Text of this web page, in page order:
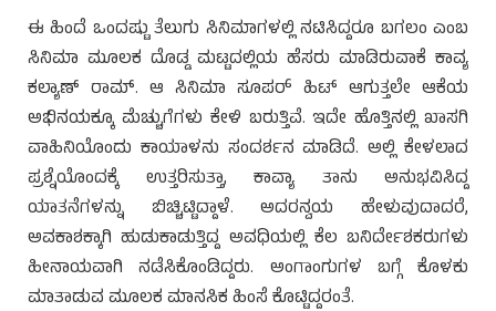
ಈ ಹಿಂದೆ ಒಂದಷ್ಟು ತೆಲುಗು ಸಿನಿಮಾಗಳಲ್ಲಿ ನಟಿಸಿದ್ದರೂ ಬಗಲಂ ಎಂಬ
ಸಿನಿಮಾ ಮೂಲಕ ದೊಡ್ಡ ಮಟ್ಟದಲ್ಲಿಯ ಹೆಸರು ಮಾಡಿರುವಾಕೆ ಕಾವ್ಯ
ಕಲ್ಯಾಣ್ ರಾಮ್. ಆ ಸಿನಿಮಾ ಸೂಪರ್ ಹಿಟ್ ಆಗುತ್ತಲೇ ಆಕೆಯ
ಅಭಿನಯಕ್ಕೂ ಮೆಚ್ಚುಗೆಗಳು ಕೇಳಿ ಬರುತ್ತಿವೆ. ಇದೇ ಹೊತ್ತಿನಲ್ಲಿ ಖಾಸಗಿ
ವಾಹಿನಿಯೊಂದು ಕಾಯಾಳನು ಸಂದರ್ಶನ ಮಾಡಿದೆ. ಅಲ್ಲಿ ಕೇಳಲಾದ
ಪ್ರಶ್ನೆಯೊಂದಕ್ಕೆ ಉತ್ತರಿಸುತ್ತಾ, ಕಾವ್ಯಾ ತಾನು ಅನುಭವಿಸಿದ್ದ
ಯಾತನೆಗಳನ್ನು ಬಿಚ್ಚಿಟ್ಟಿದ್ದಾಳೆ. ಅದರನ್ವಯ ಹೇಳುವುದಾದರೆ,
ಅವಕಾಶಕ್ಕಾಗಿ ಹುಡುಕಾಡುತ್ತಿದ್ದ ಅವಧಿಯಲ್ಲಿ ಕೆಲ ಬನಿರ್ದೇಶಕರುಗಳು
ಹೀನಾಯವಾಗಿ ನಡೆಸಿಕೊಂಡಿದ್ದರು. ಅಂಗಾಂಗುಗಳ ಬಗ್ಗೆ ಕೊಳಕು
ಮಾತಾಡುವ ಮೂಲಕ ಮಾನಸಿಕ ಹಿಂಸೆ ಕೊಟ್ಟಿದ್ದರಂತೆ.